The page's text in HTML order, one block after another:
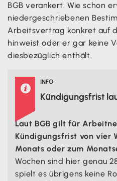
BGB verankert. Wie schon
niedergeschriebenen
Arbeitsvertrag konkret auf
hinweist oder er gar keine
diesbezüglich enthält.
 INFO
Kündigungsfrist
Laut BGB gilt für
Kündigungsfrist von vier
Monats oder zum
Wochen sind hier genau
spielt es übrigens keine